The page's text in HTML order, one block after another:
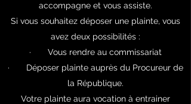
accompagne et vous assiste.
Si vous souhaitez déposer une plainte, vous
avez deux possibilités :
· Vous rendre au commissariat
· Déposer plainte auprès du Procureur de
la République.
Votre plainte aura vocation à entrainer